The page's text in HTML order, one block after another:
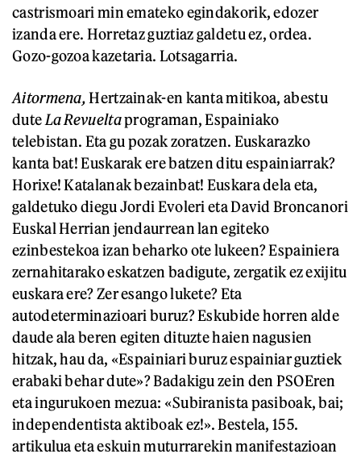
castrismoari min emateko egindakorik, edozer
izanda ere. Horretaz guztiaz galdetu ez, ordea.
Gozo-gozoa kazetaria. Lotsagarria.
Aitormena,Hertzainak-en kanta mitikoa, abestu
dute La Revueltaprograman, Espainiako
telebistan. Eta gu pozak zoratzen. Euskarazko
kanta bat! Euskarak ere batzen ditu espainiarrak?
Horixe! Katalanak bezainbat! Euskara dela eta,
galdetuko diegu Jordi Evoleri eta David Broncanori
Euskal Herrian jendaurrean lan egiteko
ezinbestekoa izan beharko ote lukeen? Espainiera
zernahitarako eskatzen badigute, zergatik ez exijitu
euskara ere? Zer esango lukete? Eta
autodeterminazioari buruz? Eskubide horren alde
daude ala beren egiten dituzte haien nagusien
hitzak, hau da, «Espainiari buruz espainiar guztiek
erabaki behar dute»? Badakigu zein den PSOEren
eta ingurukoen mezua: «Subiranista pasiboak, bai;
independentista aktiboak ez!». Bestela, 155.
artikulua eta eskuin muturrarekin manifestazioan